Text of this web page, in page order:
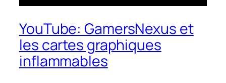
YouTube: GamersNexus et
les cartes graphiques
inflammables